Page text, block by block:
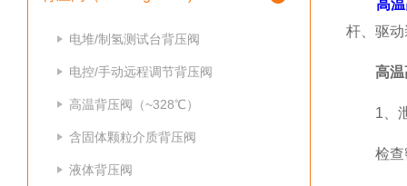
电堆/制氢测试台背压阀
电控/手动远程调节背压阀
高温背压阀（~328℃）
含固体颗粒介质背压阀
液体背压阀
高
杆、驱
高
1、泄
检查密